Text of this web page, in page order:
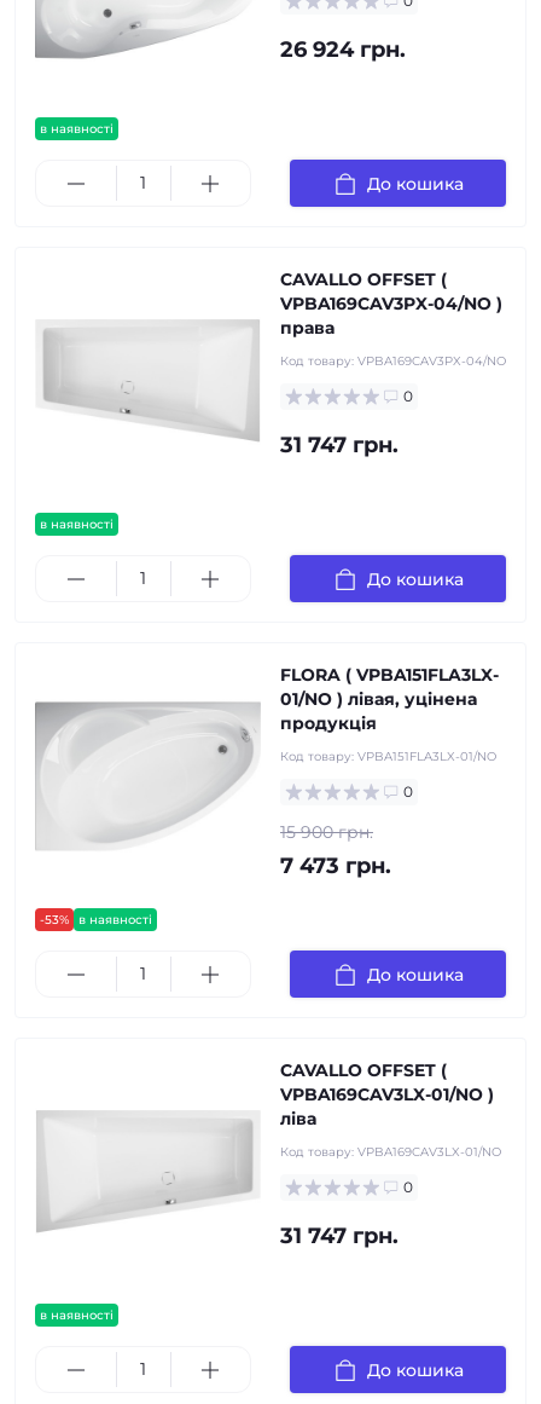
в наявності
26 924 грн.
До кошика
в наявності
CAVALLO OFFSET (
VPBA169CAV3PX-04/NO )
права
Код товару: VPBA169CAV3PX-04/NO
0
31 747 грн.
До кошика
-53% в наявності
FLORA ( VPBA151FLA3LX-
01/NO ) лівая, уцінена
продукція
Код товару: VPBA151FLA3LX-01/NO
0
15 900 грн.
7 473 грн.
До кошика
в наявності
CAVALLO OFFSET (
VPBA169CAV3LX-01/NO )
ліва
Код товару: VPBA169CAV3LX-01/NO
0
31 747 грн.
До кошика